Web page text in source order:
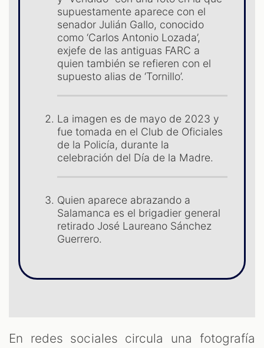
supuestamente aparece con el
senador Julián Gallo, conocido
como ‘Carlos Antonio Lozada’,
exjefe de las antiguas FARC a
quien también se refieren con el
supuesto alias de ‘Tornillo’.
La imagen es de mayo de 2023 y
fue tomada en el Club de Oficiales
de la Policía, durante la
celebración del Día de la Madre.
Quien aparece abrazando a
Salamanca es el brigadier general
retirado José Laureano Sánchez
Guerrero.
En redes sociales circula una fotografía